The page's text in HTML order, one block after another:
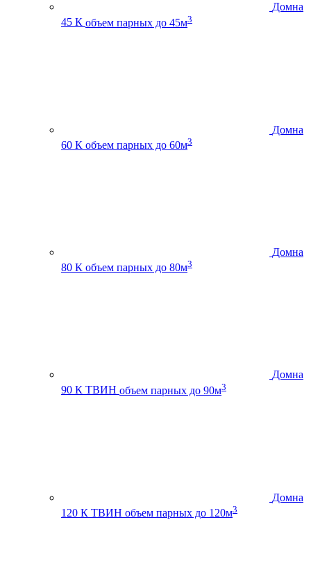
Домна
45 К объем парных до 45м3
Домна
60 К объем парных до 60м3
Домна
80 К объем парных до 80м3
Домна
90 К ТВИН объем парных до 90м3
Домна
120 К ТВИН объем парных до 120м3